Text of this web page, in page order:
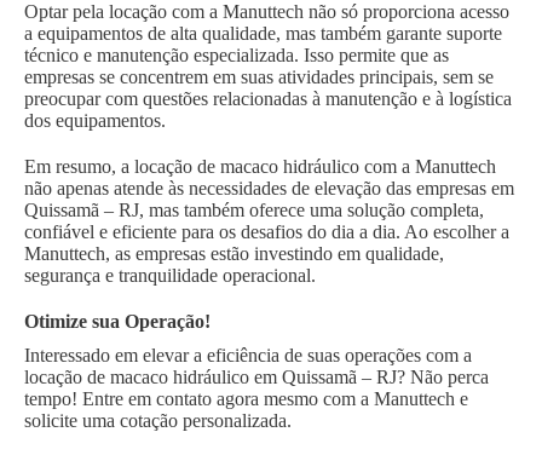
Optar pela locação com a Manuttech não só proporciona acesso
a equipamentos de alta qualidade, mas também garante suporte
técnico e manutenção especializada. Isso permite que as
empresas se concentrem em suas atividades principais, sem se
preocupar com questões relacionadas à manutenção e à logística
dos equipamentos.
Em resumo, a locação de macaco hidráulico com a Manuttech
não apenas atende às necessidades de elevação das empresas em
Quissamã – RJ, mas também oferece uma solução completa,
confiável e eficiente para os desafios do dia a dia. Ao escolher a
Manuttech, as empresas estão investindo em qualidade,
segurança e tranquilidade operacional.
Otimize sua Operação!
Interessado em elevar a eficiência de suas operações com a
locação de macaco hidráulico em Quissamã – RJ? Não perca
tempo! Entre em contato agora mesmo com a Manuttech e
solicite uma cotação personalizada.